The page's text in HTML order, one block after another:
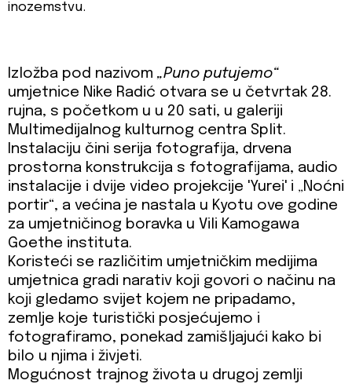
inozemstvu.
Izložba pod nazivom „Puno putujemo“
umjetnice Nike Radić otvara se u četvrtak 28.
rujna, s početkom u u 20 sati, u galeriji
Multimedijalnog kulturnog centra Split.
Instalaciju čini serija fotografija, drvena
prostorna konstrukcija s fotografijama, audio
instalacije i dvije video projekcije 'Yurei' i „Noćni
portir“, a većina je nastala u Kyotu ove godine
za umjetničinog boravka u Vili Kamogawa
Goethe instituta.
Koristeći se različitim umjetničkim medijima
umjetnica gradi narativ koji govori o načinu na
koji gledamo svijet kojem ne pripadamo,
zemlje koje turistički posjećujemo i
fotografiramo, ponekad zamišljajući kako bi
bilo u njima i živjeti.
Mogućnost trajnog života u drugoj zemlji